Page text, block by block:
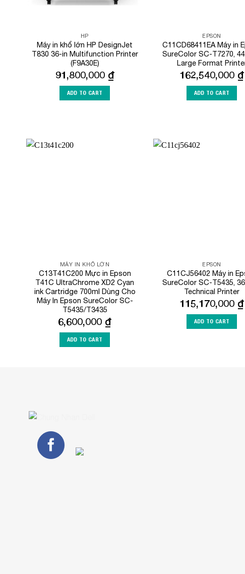
HP
Máy in khổ lớn HP DesignJet
T830 36-in Multifunction Printer
(F9A30E)
91,800,000 ₫
ADD TO CART
EPSON
C11CD68411EA Máy in
SureColor SC-T7270,
Large Format
162,540,000 ₫
ADD TO CART
MÁY IN KHỔ LỚN
C13T41C200 Mực in Epson
T41C UltraChrome XD2 Cyan
ink Cartridge 700ml Dùng Cho
Máy In Epson SureColor SC-
T5435/T3435
6,600,000 ₫
ADD TO CART
EPSON
C11CJ56402 Máy in
SureColor SC-T5435,
Technical Printer
115,170,000 ₫
ADD TO CART